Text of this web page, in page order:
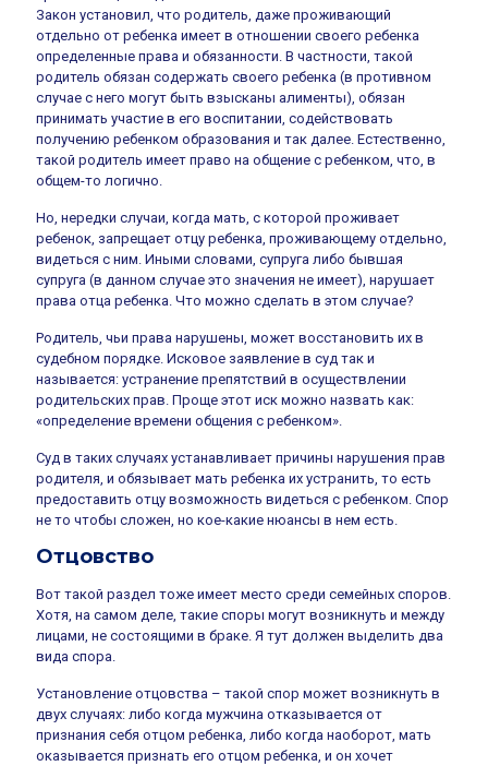
Закон установил, что родитель, даже проживающий
отдельно от ребенка имеет в отношении своего ребенка
определенные права и обязанности. В частности, такой
родитель обязан содержать своего ребенка (в противном
случае с него могут быть взысканы алименты), обязан
принимать участие в его воспитании, содействовать
получению ребенком образования и так далее. Естественно,
такой родитель имеет право на общение с ребенком, что, в
общем-то логично.
Но, нередки случаи, когда мать, с которой проживает
ребенок, запрещает отцу ребенка, проживающему отдельно,
видеться с ним. Иными словами, супруга либо бывшая
супруга (в данном случае это значения не имеет), нарушает
права отца ребенка. Что можно сделать в этом случае?
Родитель, чьи права нарушены, может восстановить их в
судебном порядке. Исковое заявление в суд так и
называется: устранение препятствий в осуществлении
родительских прав. Проще этот иск можно назвать как:
«определение времени общения с ребенком».
Суд в таких случаях устанавливает причины нарушения прав
родителя, и обязывает мать ребенка их устранить, то есть
предоставить отцу возможность видеться с ребенком. Спор
не то чтобы сложен, но кое-какие нюансы в нем есть.
Отцовство
Вот такой раздел тоже имеет место среди семейных споров.
Хотя, на самом деле, такие споры могут возникнуть и между
лицами, не состоящими в браке. Я тут должен выделить два
вида спора.
Установление отцовства – такой спор может возникнуть в
двух случаях: либо когда мужчина отказывается от
признания себя отцом ребенка, либо когда наоборот, мать
оказывается признать его отцом ребенка, и он хочет